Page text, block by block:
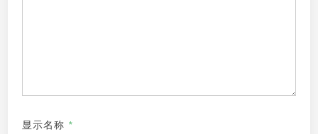
显示名称 *